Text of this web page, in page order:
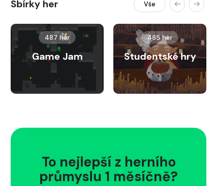
Sbírky her Vše
487 her
Game Jam
485 her
Studentské hry
To nejlepší z herního
průmyslu 1 měsíčně?